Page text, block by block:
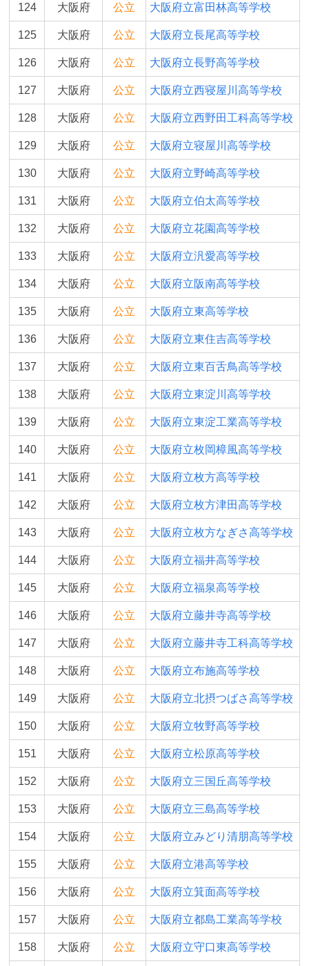
124 大阪府 公立 大阪府立富田林高等学校
125 大阪府 公立 大阪府立長尾高等学校
126 大阪府 公立 大阪府立長野高等学校
127 大阪府 公立 大阪府立西寝屋川高等学校
128 大阪府 公立 大阪府立西野田工科高等学校
129 大阪府 公立 大阪府立寝屋川高等学校
130 大阪府 公立 大阪府立野崎高等学校
131 大阪府 公立 大阪府立伯太高等学校
132 大阪府 公立 大阪府立花園高等学校
133 大阪府 公立 大阪府立汎愛高等学校
134 大阪府 公立 大阪府立阪南高等学校
135 大阪府 公立 大阪府立東高等学校
136 大阪府 公立 大阪府立東住吉高等学校
137 大阪府 公立 大阪府立東百舌鳥高等学校
138 大阪府 公立 大阪府立東淀川高等学校
139 大阪府 公立 大阪府立東淀工業高等学校
140 大阪府 公立 大阪府立枚岡樟風高等学校
141 大阪府 公立 大阪府立枚方高等学校
142 大阪府 公立 大阪府立枚方津田高等学校
143 大阪府 公立 大阪府立枚方なぎさ高等学校
144 大阪府 公立 大阪府立福井高等学校
145 大阪府 公立 大阪府立福泉高等学校
146 大阪府 公立 大阪府立藤井寺高等学校
147 大阪府 公立 大阪府立藤井寺工科高等学校
148 大阪府 公立 大阪府立布施高等学校
149 大阪府 公立 大阪府立北摂つばさ高等学校
150 大阪府 公立 大阪府立牧野高等学校
151 大阪府 公立 大阪府立松原高等学校
152 大阪府 公立 大阪府立三国丘高等学校
153 大阪府 公立 大阪府立三島高等学校
154 大阪府 公立 大阪府立みどり清朋高等学校
155 大阪府 公立 大阪府立港高等学校
156 大阪府 公立 大阪府立箕面高等学校
157 大阪府 公立 大阪府立都島工業高等学校
158 大阪府 公立 大阪府立守口東高等学校